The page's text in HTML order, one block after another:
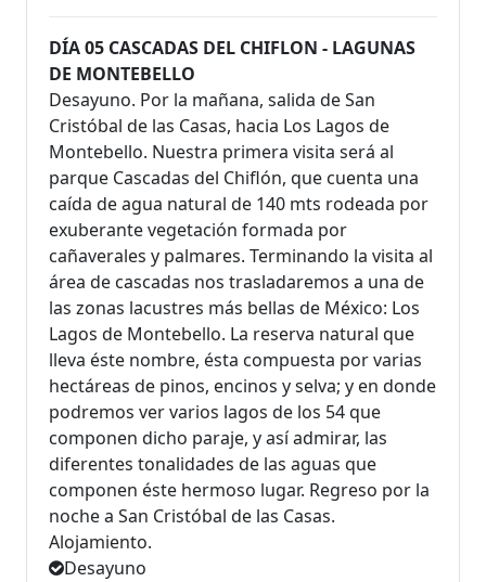
DÍA 05 CASCADAS DEL CHIFLON - LAGUNAS
DE MONTEBELLO
Desayuno. Por la mañana, salida de San
Cristóbal de las Casas, hacia Los Lagos de
Montebello. Nuestra primera visita será al
parque Cascadas del Chiflón, que cuenta una
caída de agua natural de 140 mts rodeada por
exuberante vegetación formada por
cañaverales y palmares. Terminando la visita al
área de cascadas nos trasladaremos a una de
las zonas lacustres más bellas de México: Los
Lagos de Montebello. La reserva natural que
lleva éste nombre, ésta compuesta por varias
hectáreas de pinos, encinos y selva; y en donde
podremos ver varios lagos de los 54 que
componen dicho paraje, y así admirar, las
diferentes tonalidades de las aguas que
componen éste hermoso lugar. Regreso por la
noche a San Cristóbal de las Casas.
Alojamiento.
Desayuno